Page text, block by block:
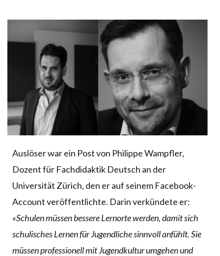
Auslöser war ein Post von Philippe Wampfler,
Dozent für Fachdidaktik Deutsch an der
Universität Zürich, den er auf seinem Facebook-
Account veröffentlichte. Darin verkündete er:
«Schulen müssen bessere Lernorte werden, damit sich
schulisches Lernen für Jugendliche sinnvoll anfühlt. Sie
müssen professionell mit Jugendkultur umgehen und